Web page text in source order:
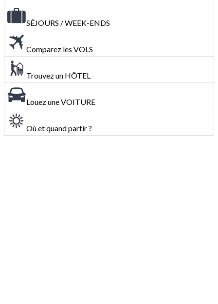
SÉJOURS / WEEK-ENDS
Comparez les VOLS
Trouvez un HÔTEL
Louez une VOITURE
Où et quand partir ?